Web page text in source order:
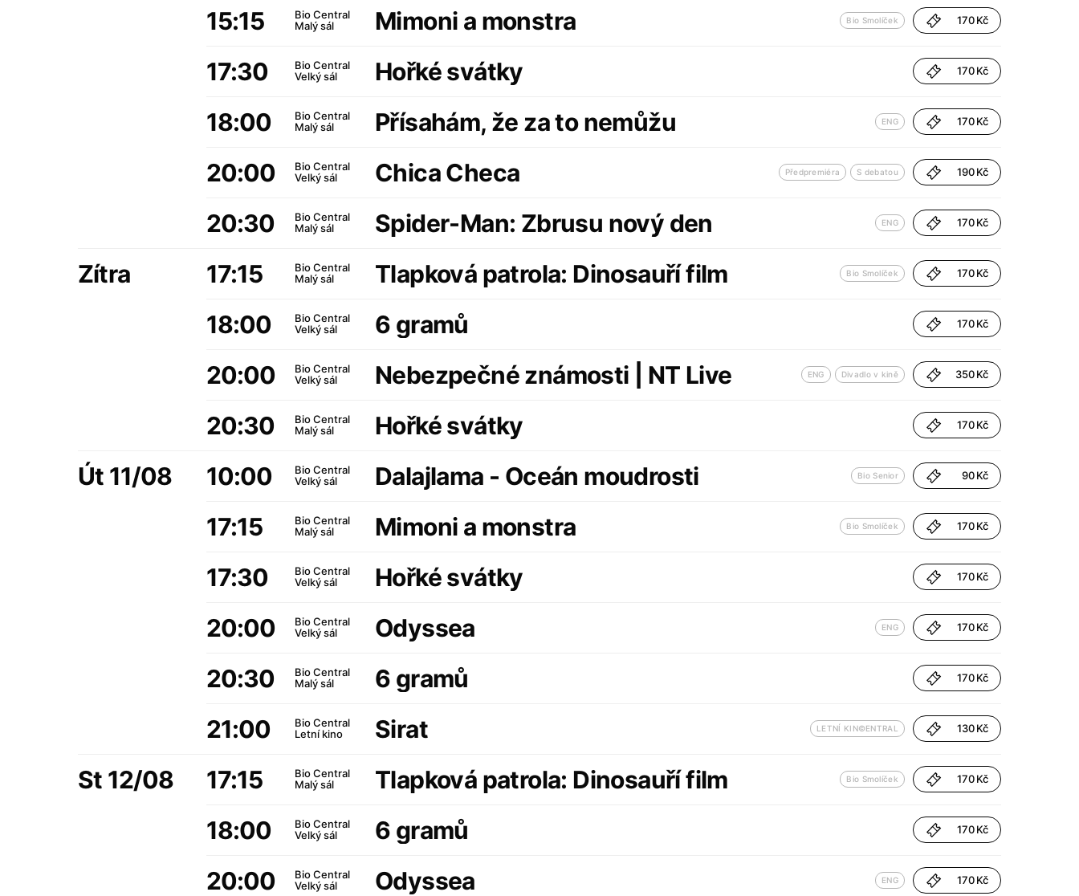
15:15
Bio Central
Malý sál
Mimoni a monstra Bio Smolíček 170 Kč
17:30
Bio Central
Velký sál
Hořké svátky 170 Kč
18:00
Bio Central
Malý sál
Přísahám, že za to nemůžu ENG 170 Kč
20:00
Bio Central
Velký sál
Chica Checa Předpremiéra S debatou 190 Kč
20:30
Bio Central
Malý sál
Spider-Man: Zbrusu nový den ENG 170 Kč
Zítra 17:15
Bio Central
Malý sál
Tlapková patrola: Dinosauří film Bio Smolíček 170 Kč
18:00
Bio Central
Velký sál
6 gramů 170 Kč
20:00
Bio Central
Velký sál
Nebezpečné známosti | NT Live ENG Divadlo v kině 350 Kč
20:30
Bio Central
Malý sál
Hořké svátky 170 Kč
Út 11/08 10:00
Bio Central
Velký sál
Dalajlama - Oceán moudrosti Bio Senior 90 Kč
17:15
Bio Central
Malý sál
Mimoni a monstra Bio Smolíček 170 Kč
17:30
Bio Central
Velký sál
Hořké svátky 170 Kč
20:00
Bio Central
Velký sál
Odyssea ENG 170 Kč
20:30
Bio Central
Malý sál
6 gramů 170 Kč
21:00
Bio Central
Letní kino
Sirat LETNÍ KIN©ENTRAL 130 Kč
St 12/08 17:15
Bio Central
Malý sál
Tlapková patrola: Dinosauří film Bio Smolíček 170 Kč
18:00
Bio Central
Velký sál
6 gramů 170 Kč
20:00
Bio Central
Velký sál
Odyssea ENG 170 Kč